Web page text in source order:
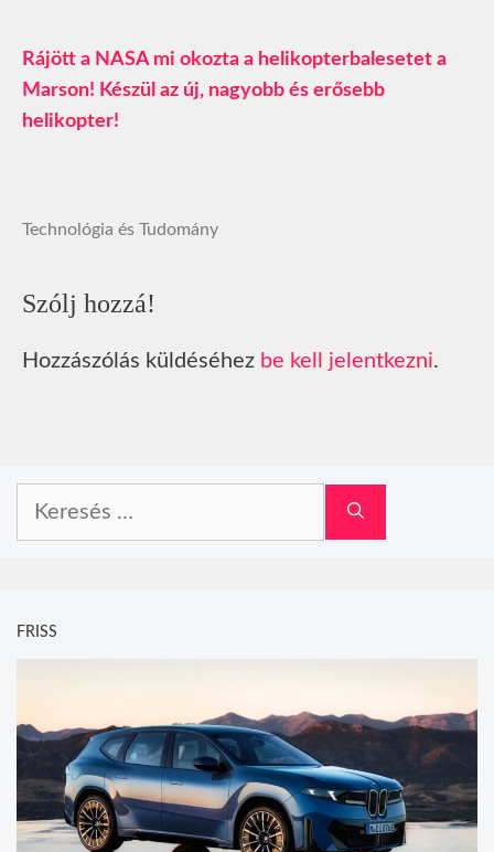
Rájött a NASA mi okozta a helikopterbalesetet a
Marson! Készül az új, nagyobb és erősebb
helikopter!
Technológia és Tudomány
Szólj hozzá!
Hozzászólás küldéséhez be kell jelentkezni.
FRISS